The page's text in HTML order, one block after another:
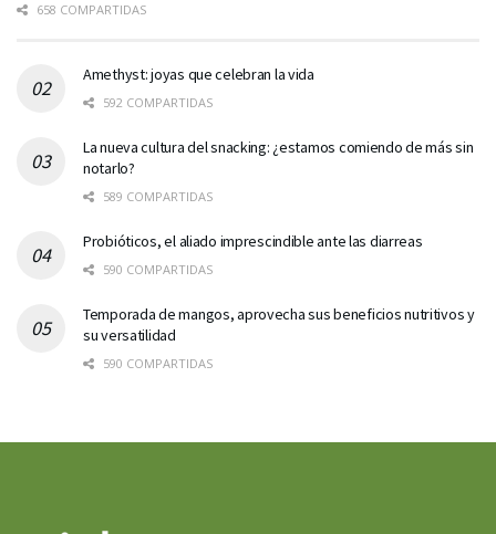
658 COMPARTIDAS
Amethyst: joyas que celebran la vida
592 COMPARTIDAS
La nueva cultura del snacking: ¿estamos comiendo de más sin
notarlo?
589 COMPARTIDAS
Probióticos, el aliado imprescindible ante las diarreas
590 COMPARTIDAS
Temporada de mangos, aprovecha sus beneficios nutritivos y
su versatilidad
590 COMPARTIDAS